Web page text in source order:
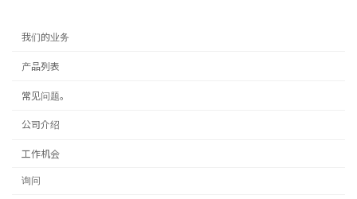
我们的业务
产品列表
常见问题。
公司介绍
工作机会
询问